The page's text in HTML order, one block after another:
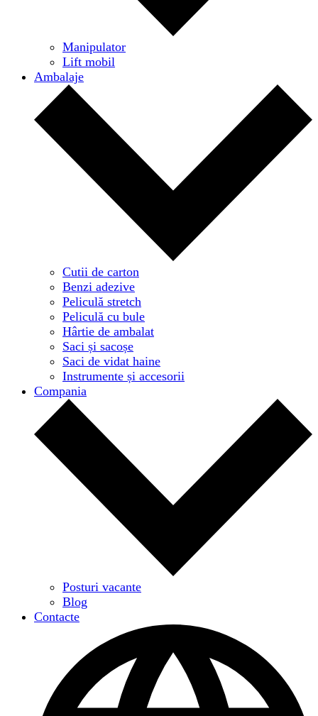
Manipulator
Lift mobil
Ambalaje
Cutii de carton
Benzi adezive
Peliculă stretch
Peliculă cu bule
Hârtie de ambalat
Saci și sacoșe
Saci de vidat haine
Instrumente și accesorii
Compania
Posturi vacante
Blog
Contacte